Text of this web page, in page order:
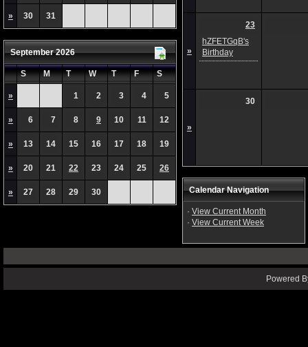
» 30 31
September 2026
S M T W T F S
» 1 2 3 4 5
» 6 7 8 9 10 11 12
» 13 14 15 16 17 18 19
» 20 21 22 23 24 25 26
» 27 28 29 30
»
23
hZFETGqB's
Birthday
»
30
Calendar Navigation
· View Current Month
· View Current Week
Powered